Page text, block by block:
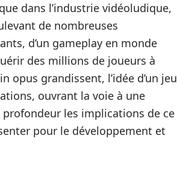
dans l’industrie vidéoludique,
de nombreuses
d’un gameplay en monde
des millions de joueurs à
opus grandissent, l’idée d’un jeu
ouvrant la voie à une
les implications de ce
pour le développement et